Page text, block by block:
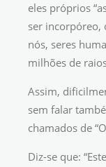
eles próprios
ser incorpóreo,
nós, seres
milhões de
Assim,
sem falar
chamados de
Diz-se que: